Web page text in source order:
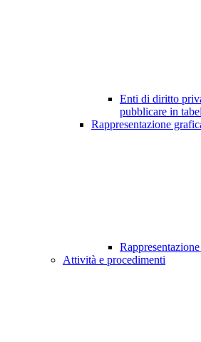
Enti di diritto
pubblicare in
Rappresentazione
Attività e procedimenti